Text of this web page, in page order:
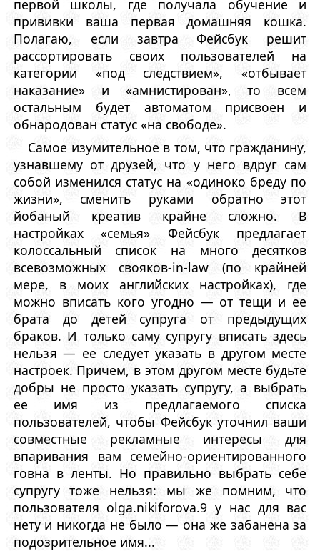
первой школы, где получала обучение и
прививки ваша первая домашняя кошка.
Полагаю, если завтра Фейсбук решит
рассортировать своих пользователей на
категории «под следствием», «отбывает
наказание» и «амнистирован», то всем
остальным будет автоматом присвоен и
обнародован статус «на свободе».
Самое изумительное в том, что гражданину,
узнавшему от друзей, что у него вдруг сам
собой изменился статус на «одиноко бреду по
жизни», сменить руками обратно этот
йобаный креатив крайне сложно. В
настройках «семья» Фейсбук предлагает
колоссальный список на много десятков
всевозможных свояков-in-law (по крайней
мере, в моих английских настройках), где
можно вписать кого угодно — от тещи и ее
брата до детей супруга от предыдущих
браков. И только саму супругу вписать здесь
нельзя — ее следует указать в другом месте
настроек. Причем, в этом другом месте будьте
добры не просто указать супругу, а выбрать
ее имя из предлагаемого списка
пользователей, чтобы Фейсбук уточнил ваши
совместные рекламные интересы для
впаривания вам семейно-ориентированного
говна в ленты. Но правильно выбрать себе
супругу тоже нельзя: мы же помним, что
пользователя olga.nikiforova.9 у нас для вас
нету и никогда не было — она же забанена за
подозрительное имя...